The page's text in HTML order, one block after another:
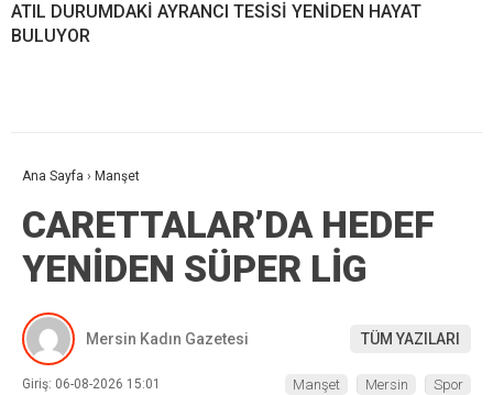
ATIL DURUMDAKİ AYRANCI TESİSİ YENİDEN HAYAT
BULUYOR
Ana Sayfa › Manşet
CARETTALAR’DA HEDEF
YENİDEN SÜPER LİG
Mersin Kadın Gazetesi TÜM YAZILARI
Giriş: 06-08-2026 15:01
Manşet Mersin Spor